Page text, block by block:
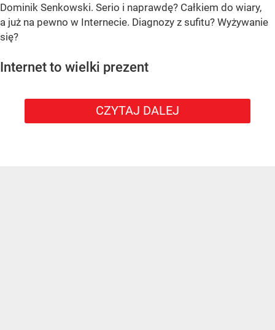
Dominik Senkowski. Serio i naprawdę? Całkiem do wiary,
a już na pewno w Internecie. Diagnozy z sufitu? Wyżywanie
się?
Internet to wielki prezent
CZYTAJ DALEJ